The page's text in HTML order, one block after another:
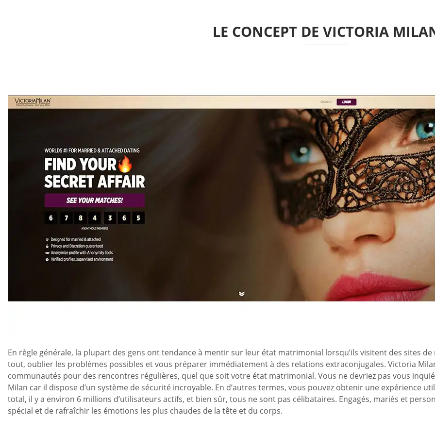
LE CONCEPT DE VICTORIA
En règle générale, la plupart des gens ont tendance à mentir sur leur état matrimonial lorsqu’ils visitent des sites
tout, oublier les problèmes possibles et vous préparer immédiatement à des relations extraconjugales. Victoria
communautés pour des rencontres régulières, quel que soit votre état matrimonial. Vous ne devriez pas vous
Milan car il dispose d’un système de sécurité incroyable. En d’autres termes, vous pouvez obtenir une expérience
total, il y a environ 6 millions d’utilisateurs actifs, et bien sûr, tous ne sont pas célibataires. Engagés, mariés et
spécial et de rafraîchir les émotions les plus chaudes de la tête et du corps.